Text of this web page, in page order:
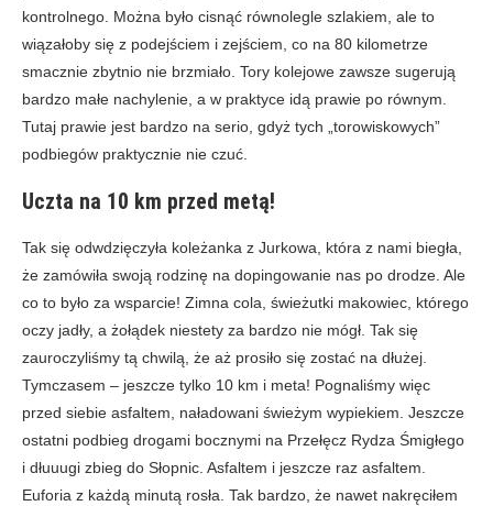
kontrolnego. Można było cisnąć równolegle szlakiem, ale to
wiązałoby się z podejściem i zejściem, co na 80 kilometrze
smacznie zbytnio nie brzmiało. Tory kolejowe zawsze sugerują
bardzo małe nachylenie, a w praktyce idą prawie po równym.
Tutaj prawie jest bardzo na serio, gdyż tych „torowiskowych”
podbiegów praktycznie nie czuć.
Uczta na 10 km przed metą!
Tak się odwdzięczyła koleżanka z Jurkowa, która z nami biegła,
że zamówiła swoją rodzinę na dopingowanie nas po drodze. Ale
co to było za wsparcie! Zimna cola, świeżutki makowiec, którego
oczy jadły, a żołądek niestety za bardzo nie mógł. Tak się
zauroczyliśmy tą chwilą, że aż prosiło się zostać na dłużej.
Tymczasem – jeszcze tylko 10 km i meta! Pognaliśmy więc
przed siebie asfaltem, naładowani świeżym wypiekiem. Jeszcze
ostatni podbieg drogami bocznymi na Przełęcz Rydza Śmigłego
i dłuuugi zbieg do Słopnic. Asfaltem i jeszcze raz asfaltem.
Euforia z każdą minutą rosła. Tak bardzo, że nawet nakręciłem